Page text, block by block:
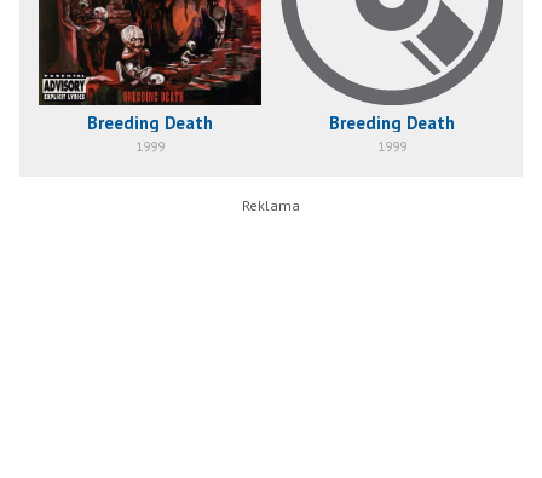
Breeding Death
1999
Breeding Death
1999